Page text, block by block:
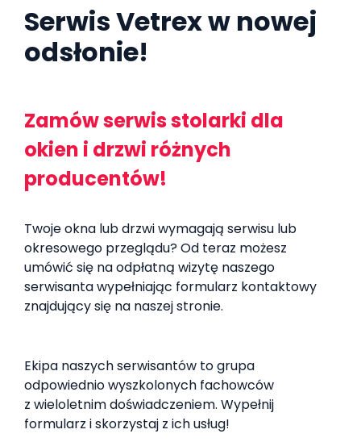
Serwis Vetrex w nowej
odsłonie!
Zamów serwis stolarki dla
okien i drzwi różnych
producentów!
Twoje okna lub drzwi wymagają serwisu lub
okresowego przeglądu? Od teraz możesz
umówić się na odpłatną wizytę naszego
serwisanta wypełniając formularz kontaktowy
znajdujący się na naszej stronie.
Ekipa naszych serwisantów to grupa
odpowiednio wyszkolonych fachowców
z wieloletnim doświadczeniem. Wypełnij
formularz i skorzystaj z ich usług!